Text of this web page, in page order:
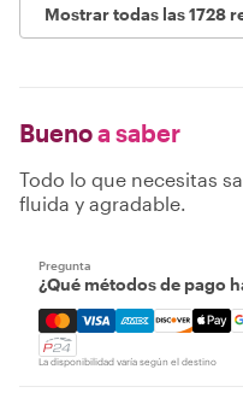
Mostrar todas las 1728
Buenoa saber
Todo lo que necesitas
fluida y agradable.
Pregunta
¿Qué métodos de pago
Mastercard, Visa,
La disponibilidad varía según el destino